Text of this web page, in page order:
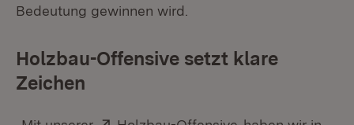
Bedeutung gewinnen wird.
Holzbau-Offensive setzt klare
Zeichen